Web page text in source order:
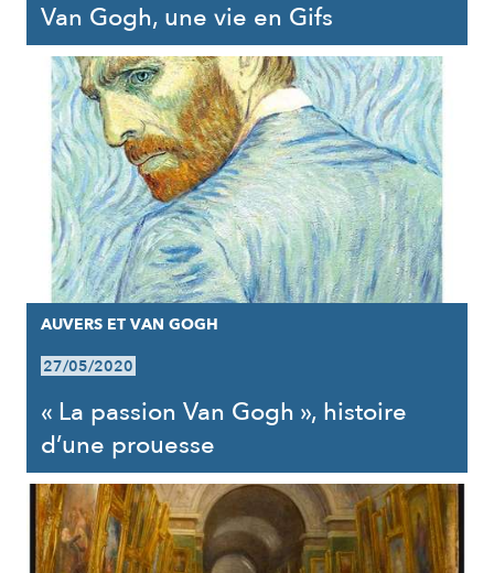
Van Gogh, une vie en Gifs
AUVERS ET VAN GOGH
27/05/2020
« La passion Van Gogh », histoire
d’une prouesse